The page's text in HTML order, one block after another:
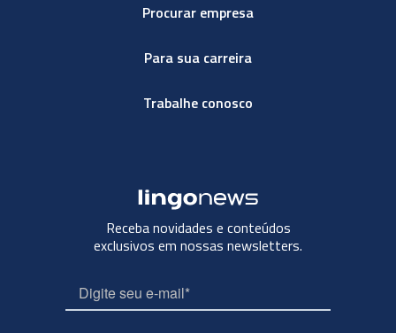
Procurar empresa
Para sua carreira
Trabalhe conosco
Receba novidades e conteúdos
exclusivos em nossas newsletters.